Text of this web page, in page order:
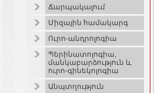
Ճարպակալում
Միզային համակարգ
Ուրո-անդրոլոգիա
Պերինատոլոգիա,
մանկաբարձություն և
ուրո-գինեկոլոգիա
Անպտղություն